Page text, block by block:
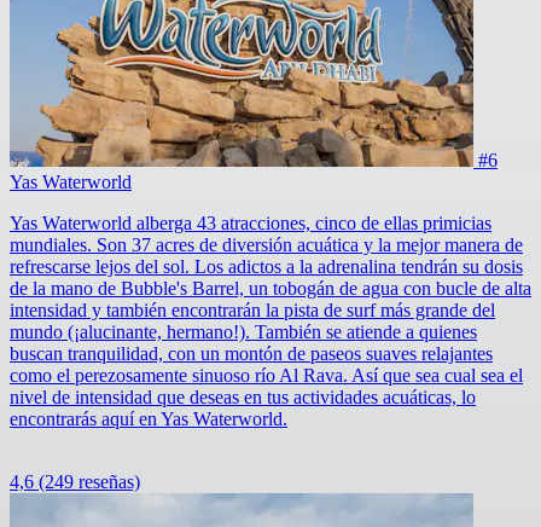
#6
Yas Waterworld
Yas Waterworld alberga 43 atracciones, cinco de ellas primicias
mundiales. Son 37 acres de diversión acuática y la mejor manera de
refrescarse lejos del sol. Los adictos a la adrenalina tendrán su dosis
de la mano de Bubble's Barrel, un tobogán de agua con bucle de alta
intensidad y también encontrarán la pista de surf más grande del
mundo (¡alucinante, hermano!). También se atiende a quienes
buscan tranquilidad, con un montón de paseos suaves relajantes
como el perezosamente sinuoso río Al Rava. Así que sea cual sea el
nivel de intensidad que deseas en tus actividades acuáticas, lo
encontrarás aquí en Yas Waterworld.
4,6 (249 reseñas)